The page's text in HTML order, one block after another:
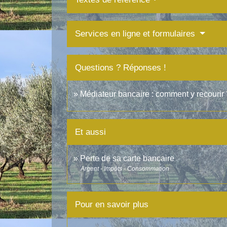
Services en ligne et formulaires
Questions ? Réponses !
Médiateur bancaire : comment y recourir
Et aussi
Perte de sa carte bancaire
Argent - Impôts - Consommation
Pour en savoir plus